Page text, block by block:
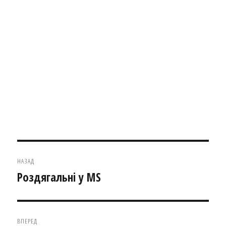
записів
НАЗАД
Попередній
Роздягальні у MS
ВПЕРЕД